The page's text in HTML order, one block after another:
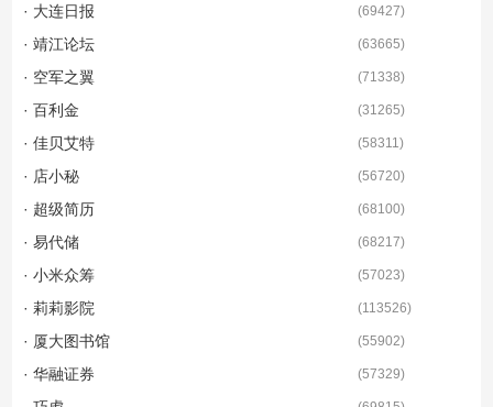
· 大连日报 (69427)
· 靖江论坛 (63665)
· 空军之翼 (71338)
· 百利金 (31265)
· 佳贝艾特 (58311)
· 店小秘 (56720)
· 超级简历 (68100)
· 易代储 (68217)
· 小米众筹 (57023)
· 莉莉影院 (113526)
· 厦大图书馆 (55902)
· 华融证券 (57329)